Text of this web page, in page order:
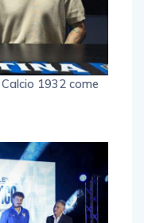
1932 come